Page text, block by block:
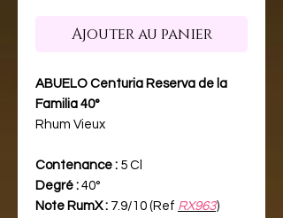
Ajouter au panier
ABUELO Centuria Reserva de la
Familia 40°
Rhum Vieux
Contenance : 5 Cl
Degré : 40°
Note RumX : 7.9/10 (Ref RX963)